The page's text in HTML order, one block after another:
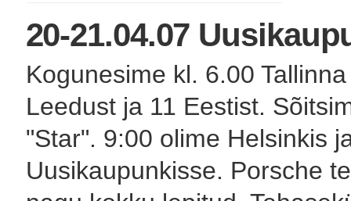
20-21.04.07
Kogunesime kl. 6.00
Leedust ja 11 Eestist.
"Star". 9:00 olime Helsinkis
Uusikaupunkisse. Porsche